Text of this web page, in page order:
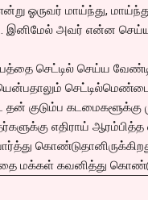
ஓருவர் மாய்ந்து,
இனிமேல் அவர் என்ன
செட்டில் செய்ய
செட்டில்மெண்டை
குடும்ப
எதிராய்
மக்கள் கவனித்து